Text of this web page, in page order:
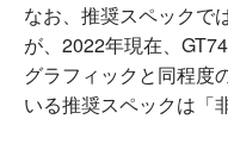
なお、推奨スペックで
が、2022年現在、
グラフィックと同程度
いる推奨スペックは「